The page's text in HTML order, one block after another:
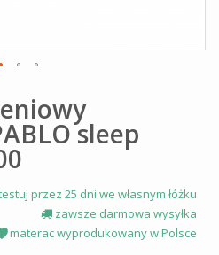
sleep
przez 25 dni we własnym łóżku
zawsze darmowa wysyłka
materac wyprodukowany w Polsce